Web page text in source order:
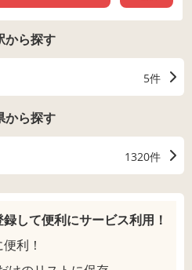
から探す
5件
から探す
1320件
録して便利にサービス利用！
利！